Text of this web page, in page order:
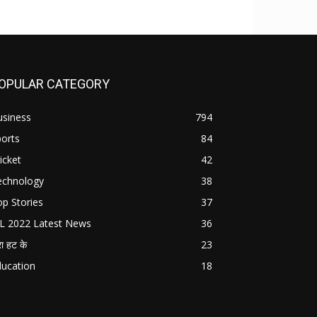
CATEGORY
794
84
42
38
Stories
37
2022 Latest News
36
हट के
23
18